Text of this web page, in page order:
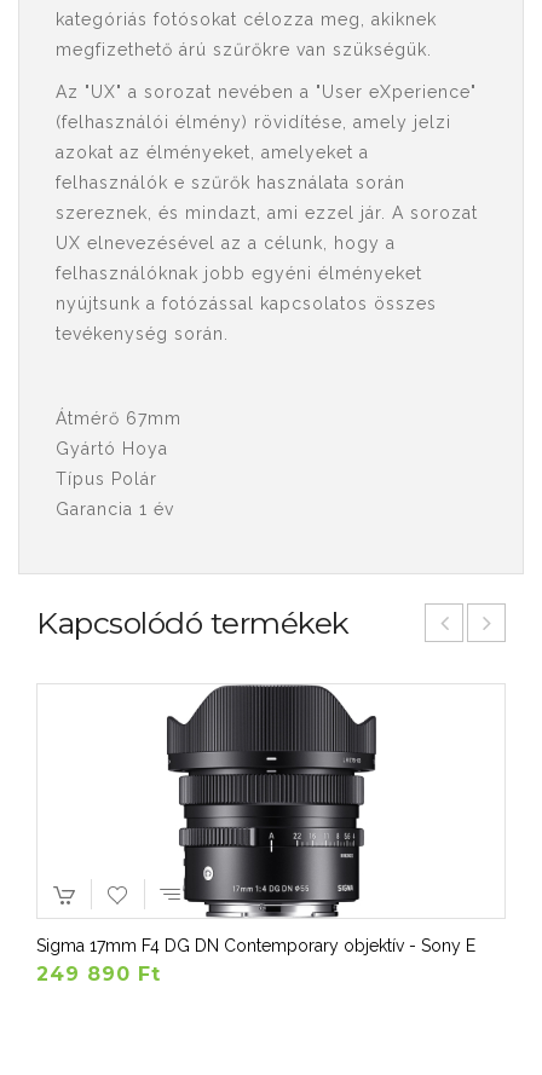
kategóriás fotósokat célozza meg, akiknek
megfizethető árú szűrőkre van szükségük.
Az "UX" a sorozat nevében a "User eXperience"
(felhasználói élmény) rövidítése, amely jelzi
azokat az élményeket, amelyeket a
felhasználók e szűrők használata során
szereznek, és mindazt, ami ezzel jár. A sorozat
UX elnevezésével az a célunk, hogy a
felhasználóknak jobb egyéni élményeket
nyújtsunk a fotózással kapcsolatos összes
tevékenység során.
Átmérő 67mm
Gyártó Hoya
Típus Polár
Garancia 1 év
Kapcsolódó termékek
Sigma 17mm F4 DG DN Contemporary objektív - Sony E
249 890 Ft